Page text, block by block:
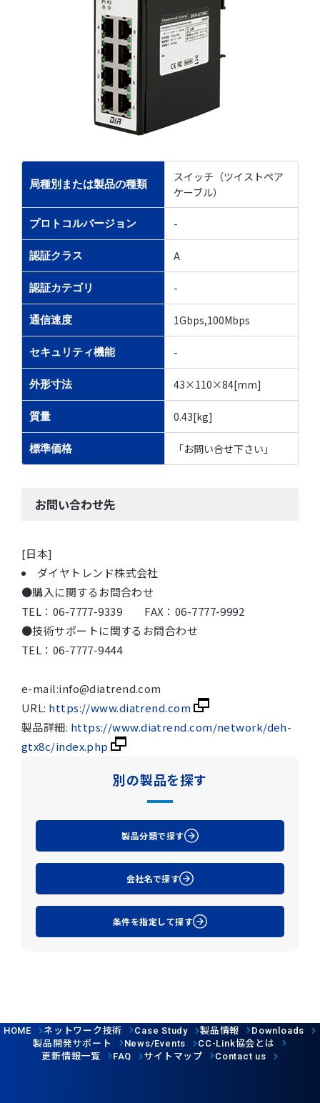
局種別または製品の種類
スイッチ（ツイストペア
ケーブル）
プロトコルバージョン -
認証クラス A
認証カテゴリ -
通信速度 1Gbps,100Mbps
セキュリティ機能 -
外形寸法 43×110×84[mm]
質量 0.43[kg]
標準価格 「お問い合せ下さい」
お問い合わせ先
[日本]
ダイヤトレンド株式会社
●購入に関するお問合わせ
TEL：06-7777-9339 FAX：06-7777-9992
●技術サポートに関するお問合わせ
TEL：06-7777-9444
e-mail:info@diatrend.com
URL: https://www.diatrend.com
製品詳細: https://www.diatrend.com/network/deh-
gtx8c/index.php
別の製品を探す
製品分類で探す
会社名で探す
条件を指定して探す
HOME ネットワーク技術 Case Study 製品情報 Downloads
製品開発サポート News/Events CC-Link協会とは
更新情報一覧
FAQ サイトマップ Contact us